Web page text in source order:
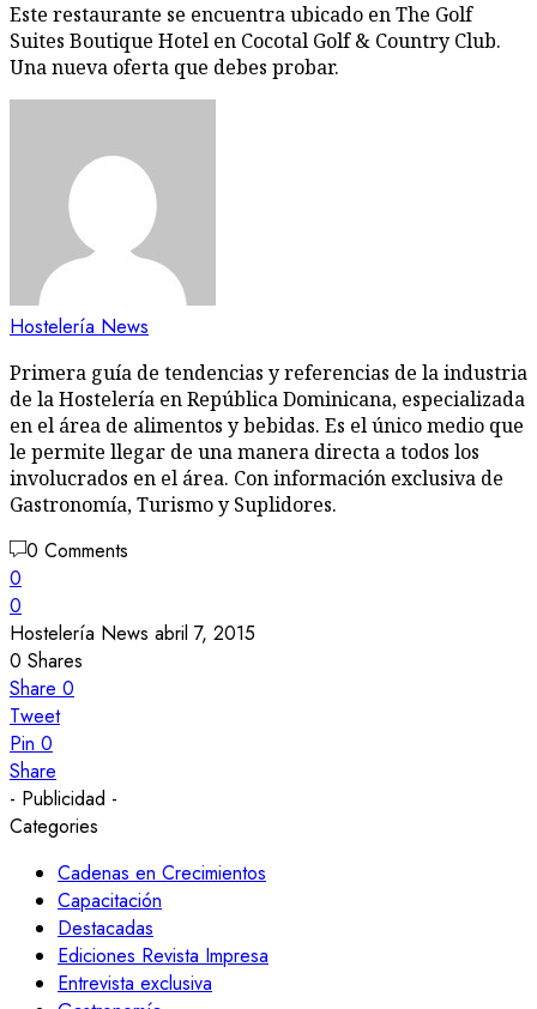
Este restaurante se encuentra ubicado en The Golf
Suites Boutique Hotel en Cocotal Golf & Country Club.
Una nueva oferta que debes probar.
Hostelería News
Primera guía de tendencias y referencias de la industria
de la Hostelería en República Dominicana, especializada
en el área de alimentos y bebidas. Es el único medio que
le permite llegar de una manera directa a todos los
involucrados en el área. Con información exclusiva de
Gastronomía, Turismo y Suplidores.
0 Comments
0
0
Hostelería News abril 7, 2015
0 Shares
Share 0
Tweet
Pin 0
Share
- Publicidad -
Categories
Cadenas en Crecimientos
Capacitación
Destacadas
Ediciones Revista Impresa
Entrevista exclusiva